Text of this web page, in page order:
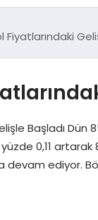
Fiyatlarındaki
Başladı
0,11
devam ediyor.